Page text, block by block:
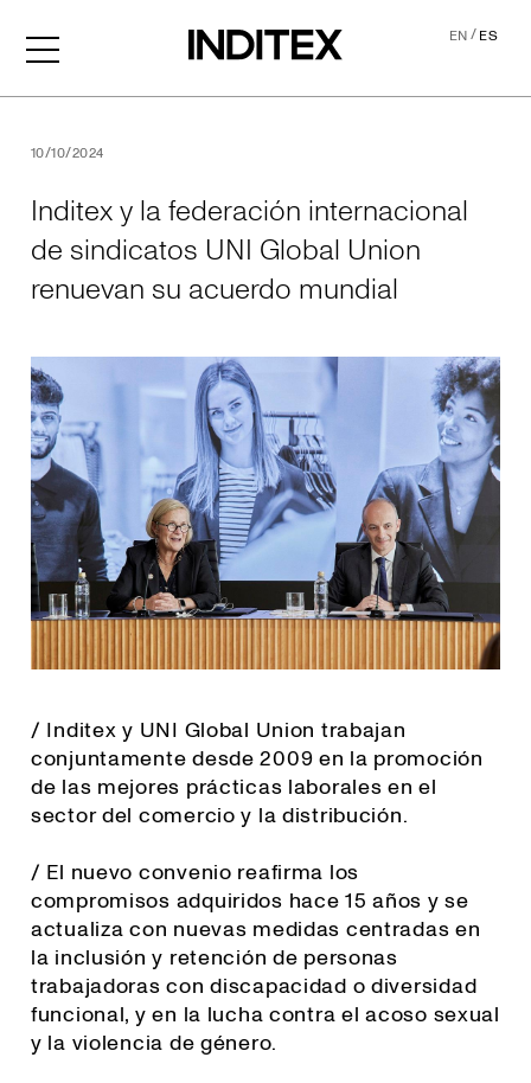
EN/ES
10/10/2024
Inditex y la federación internacional
de sindicatos UNI Global Union
renuevan su acuerdo mundial
/ Inditex y UNI Global Union trabajan
conjuntamente desde 2009 en la promoción
de las mejores prácticas laborales en el
sector del comercio y la distribución.
/ El nuevo convenio reafirma los
compromisos adquiridos hace 15 años y se
actualiza con nuevas medidas centradas en
la inclusión y retención de personas
trabajadoras con discapacidad o diversidad
funcional, y en la lucha contra el acoso sexual
y la violencia de género.